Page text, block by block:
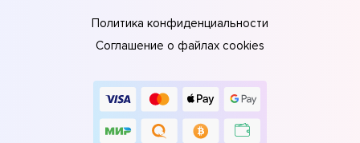
Политика конфиденциальности
Соглашение о файлах cookies